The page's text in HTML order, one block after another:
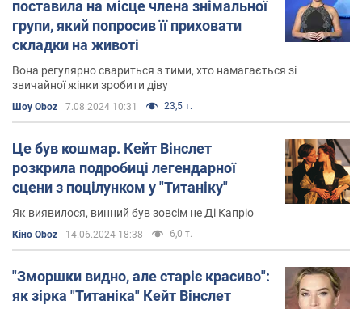
поставила на місце члена знімальної
групи, який попросив її приховати
складки на животі
Вона регулярно свариться з тими, хто намагається зі
звичайної жінки зробити діву
Шоу Oboz 7.08.2024 10:31 23,5 т.
Це був кошмар. Кейт Вінслет
розкрила подробиці легендарної
сцени з поцілунком у "Титаніку"
Як виявилося, винний був зовсім не Ді Капріо
Кіно Oboz 14.06.2024 18:38 6,0 т.
"Зморшки видно, але старіє красиво":
як зірка "Титаніка" Кейт Вінслет